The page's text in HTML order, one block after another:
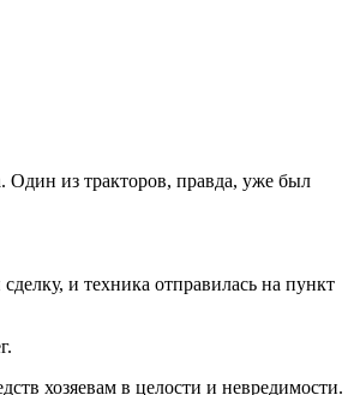
Один из тракторов, правда, уже был
и техника отправилась на пункт
хозяевам в целости и невредимости.